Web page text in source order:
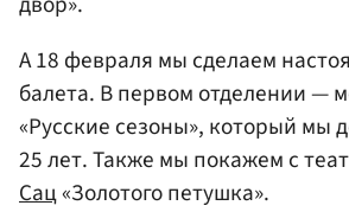
А 18 февраля мы сделаем
балета. В первом отделении —
«Русские сезоны», который мы
25 лет. Также мы покажем с
Сац«Золотого петушка».